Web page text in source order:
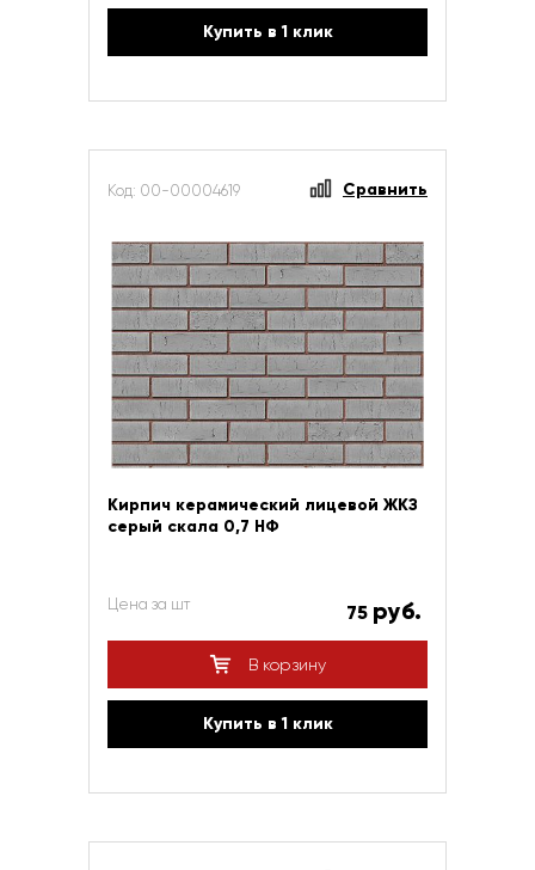
Купить в 1 клик
Код: 00-00004619 Сравнить
Кирпич керамический лицевой ЖКЗ
серый скала 0,7 НФ
Цена за шт 75 руб.
В корзину
Купить в 1 клик